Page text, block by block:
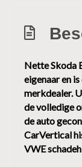
Hoofd
Hoofd
Keyless
Nette Skoda
eigenaar en
merkdealer.
de volledige
de auto
CarVertical
VWE